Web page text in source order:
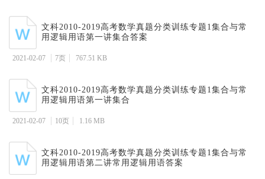
文科2010-2019高考数学真题分类训练专题1集合与常
用逻辑用语第一讲集合答案
2021-02-07 7页 767.51 KB
文科2010-2019高考数学真题分类训练专题1集合与常
用逻辑用语第一讲集合
2021-02-07 10页 1.16 MB
文科2010-2019高考数学真题分类训练专题1集合与常
用逻辑用语第二讲常用逻辑用语答案